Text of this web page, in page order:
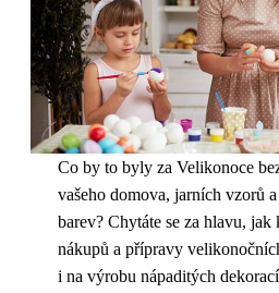
Co by to byly za Velikonoce
vašeho domova, jarních vzorů
barev? Chytáte se za hlavu,
nákupů a přípravy
i na výrobu nápaditých